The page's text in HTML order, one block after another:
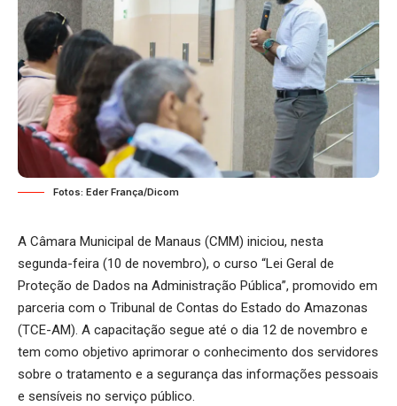
Fotos: Eder França/Dicom
A Câmara Municipal de Manaus (CMM) iniciou, nesta
segunda-feira (10 de novembro), o curso “Lei Geral de
Proteção de Dados na Administração Pública”, promovido em
parceria com o Tribunal de Contas do Estado do Amazonas
(TCE-AM). A capacitação segue até o dia 12 de novembro e
tem como objetivo aprimorar o conhecimento dos servidores
sobre o tratamento e a segurança das informações pessoais
e sensíveis no serviço público.